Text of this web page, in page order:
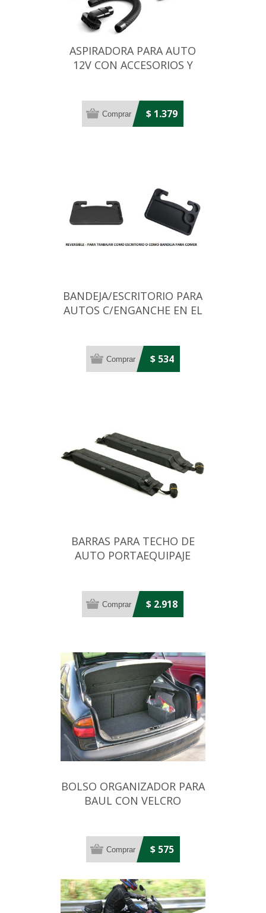
ASPIRADORA PARA AUTO
12V CON ACCESORIOS Y
$ 1.379
BANDEJA/ESCRITORIO PARA
AUTOS C/ENGANCHE EN EL
$ 534
BARRAS PARA TECHO DE
AUTO PORTAEQUIPAJE
$ 2.918
BOLSO ORGANIZADOR PARA
BAUL CON VELCRO
$ 575